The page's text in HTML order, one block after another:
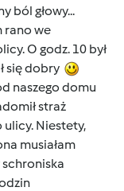
ból głowy...
rano we
O godz. 10 był
się dobry
naszego domu
straż
ulicy. Niestety,
musiałam